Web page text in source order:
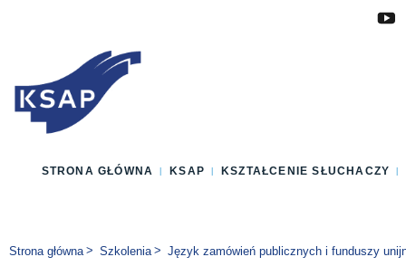
STRONA GŁÓWNA KSAP KSZTAŁCENIE SŁUCHACZY
Jesteś tutaj:
Strona główna Szkolenia Język zamówień publicznych i funduszy